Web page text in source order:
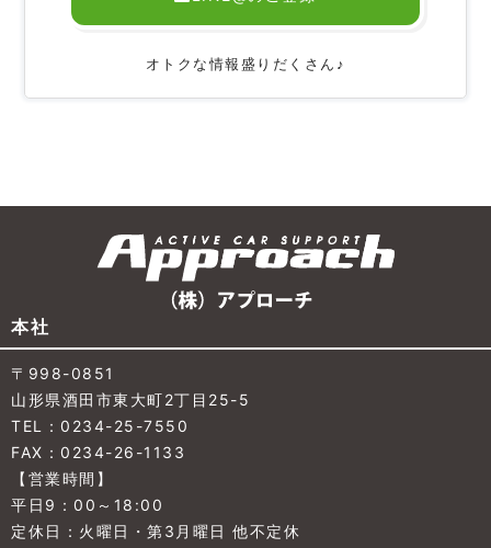
オトクな情報盛りだくさん♪
本社
〒998-0851
山形県酒田市東大町2丁目25-5
TEL：0234-25-7550
FAX：0234-26-1133
【営業時間】
平日9：00～18:00
定休日：火曜日・第3月曜日 他不定休